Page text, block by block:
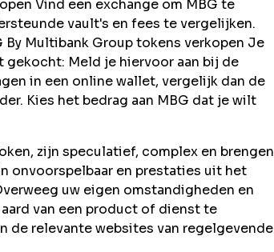
Vind een exchange om MBG te
vault's en fees te vergelijken.
By Multibank Group tokens verkopen Je
gekocht: Meld je hiervoor aan bij de
in een online wallet, vergelijk dan de
Kies het bedrag aan MBG dat je wilt
zijn speculatief, complex en brengen
onvoorspelbaar en prestaties uit het
uw eigen omstandigheden en
van een product of dienst te
relevante websites van regelgevende